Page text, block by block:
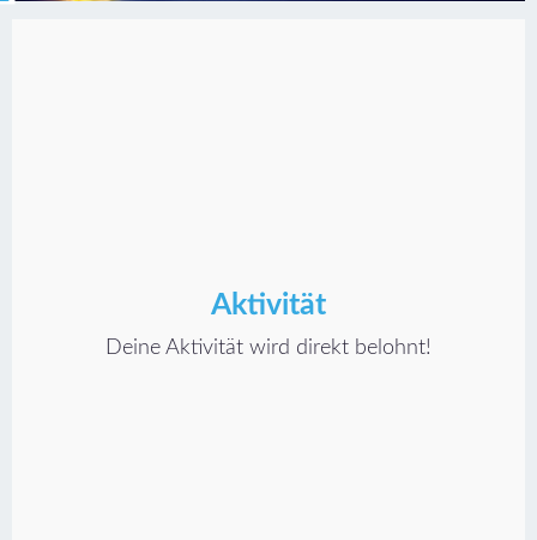
Aktivität
Deine Aktivität wird direkt belohnt!